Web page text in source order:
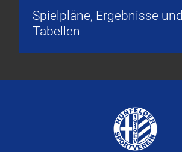
Spielpläne, Ergebnisse und
Tabellen